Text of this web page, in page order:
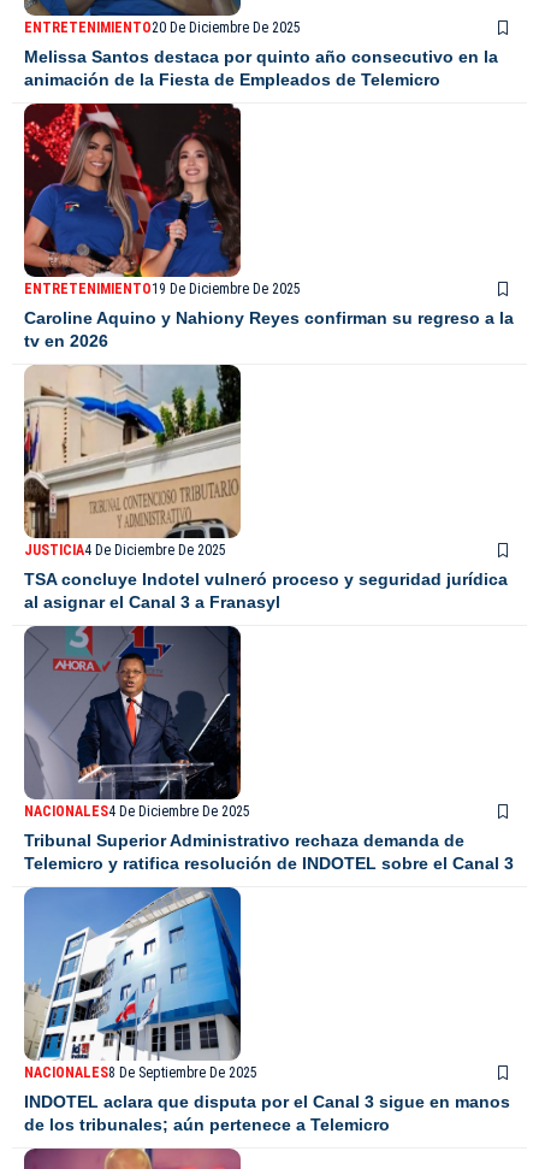
ENTRETENIMIENTO20 De Diciembre De 2025
Melissa Santos destaca por quinto año consecutivo en la
animación de la Fiesta de Empleados de Telemicro
ENTRETENIMIENTO19 De Diciembre De 2025
Caroline Aquino y Nahiony Reyes confirman su regreso a la
tv en 2026
JUSTICIA4 De Diciembre De 2025
TSA concluye Indotel vulneró proceso y seguridad jurídica
al asignar el Canal 3 a Franasyl
NACIONALES4 De Diciembre De 2025
Tribunal Superior Administrativo rechaza demanda de
Telemicro y ratifica resolución de INDOTEL sobre el Canal 3
NACIONALES8 De Septiembre De 2025
INDOTEL aclara que disputa por el Canal 3 sigue en manos
de los tribunales; aún pertenece a Telemicro